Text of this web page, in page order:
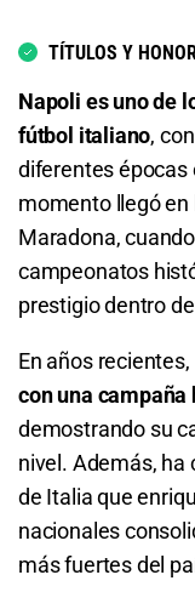
Genoa o Napoli
1.37
Napoli o Empate
1.20
Total de Goles - Más de
1.09
Total de Goles - Más
TÍTULOS Y
Napoli es uno de
fútbol italiano,
diferentes épocas
momento llegó en
Maradona,
campeonatos
prestigio dentro
En años recientes,
con una
demostrando su
nivel. Además, ha
de Italia que
nacionales
más fuertes del